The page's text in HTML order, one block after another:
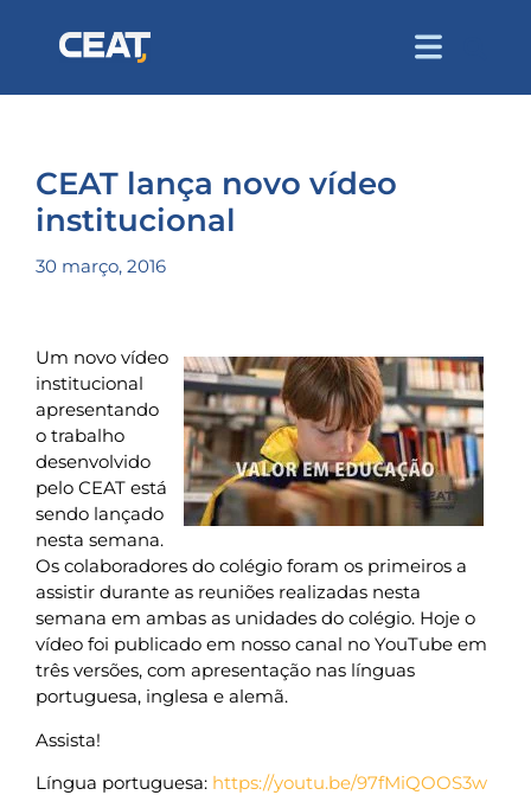
CEAT lança novo vídeo
institucional
30 março, 2016
Um novo vídeo
institucional
apresentando
o trabalho
desenvolvido
pelo CEAT está
sendo lançado
nesta semana.
Os colaboradores do colégio foram os primeiros a
assistir durante as reuniões realizadas nesta
semana em ambas as unidades do colégio. Hoje o
vídeo foi publicado em nosso canal no YouTube em
três versões, com apresentação nas línguas
portuguesa, inglesa e alemã.
Assista!
Língua portuguesa: https://youtu.be/97fMiQOOS3w